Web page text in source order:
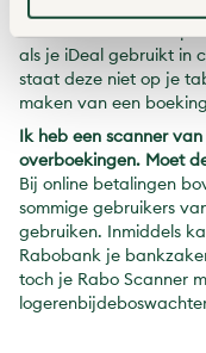
als je iDeal gebruikt in
staat deze niet op je
maken van een
Ik heb een scanner
overboekingen. Moet
Bij online betalingen
sommige gebruikers
gebruiken. Inmiddels
Rabobank je
toch je Rabo Scanner